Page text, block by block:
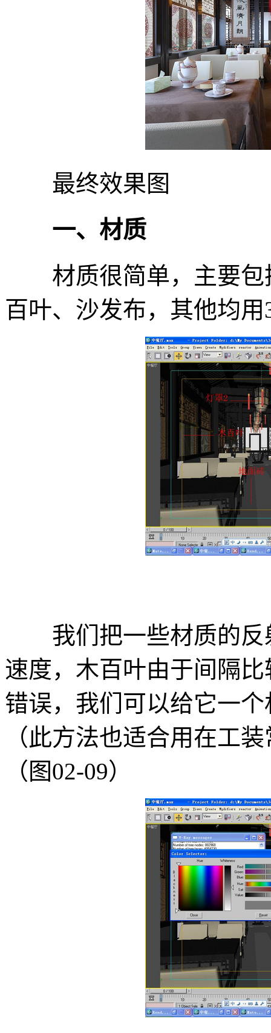
最终效果图
一、材质
材质很简单，主要包
百叶、沙发布，其他均
我们把一些材质的反
速度，木百叶由于间隔
错误，我们可以给它一
（此方法也适合用在工
（图02-09）